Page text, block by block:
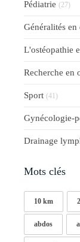
Pédiatrie (27)
Généralités en
L'ostéopathie
Recherche en
Sport (41)
Gynécologie-
Drainage
Mots clés
10 km
abdos